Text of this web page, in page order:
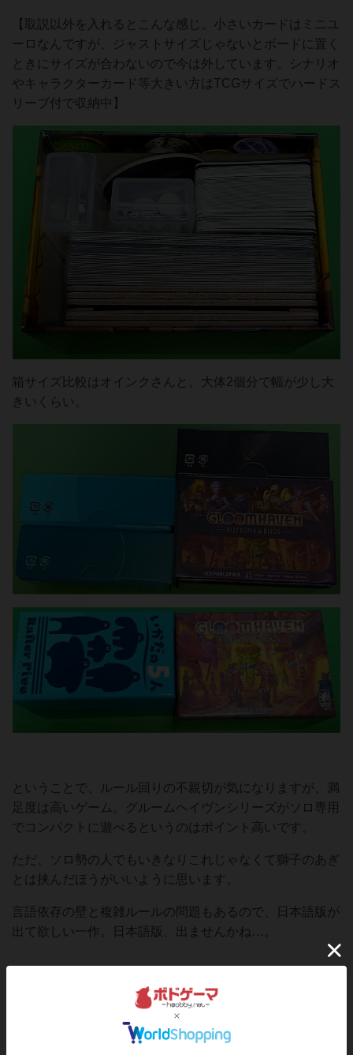
【取説以外を入れるとこんな感じ。小さいカードはミニユ
ーロなんですが、ジャストサイズじゃないとボードに置く
ときにサイズが合わないので今は外しています。シナリオ
やキャラクターカード等大きい方はTCGサイズでハードス
リーブ付で収納中】
箱サイズ比較はオインクさんと。大体2個分で幅が少し大
きいくらい。
ということで、ルール回りの不親切が気になりますが、満
足度は高いゲーム。グルームヘイヴンシリーズがソロ専用
でコンパクトに遊べるというのはポイント高いです。
ただ、ソロ勢の人でもいきなりこれじゃなくて獅子のあぎ
とは挟んだほうがいいように思います。
言語依存の壁と複雑ルールの問題もあるので、日本語版が
出て欲しい一作。日本語版、出ませんかね…。
日本語版発売とのこと。言語依存が最大の壁だったので嬉
しい発表。気になってた方は是非この機会に遊んでみてく